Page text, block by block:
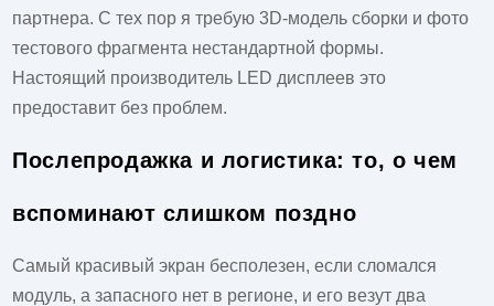
партнера. С тех пор я требую 3D-модель сборки и фото
тестового фрагмента нестандартной формы.
Настоящий производитель LED дисплеев это
предоставит без проблем.
Послепродажка и логистика: то, о чем
вспоминают слишком поздно
Самый красивый экран бесполезен, если сломался
модуль, а запасного нет в регионе, и его везут два